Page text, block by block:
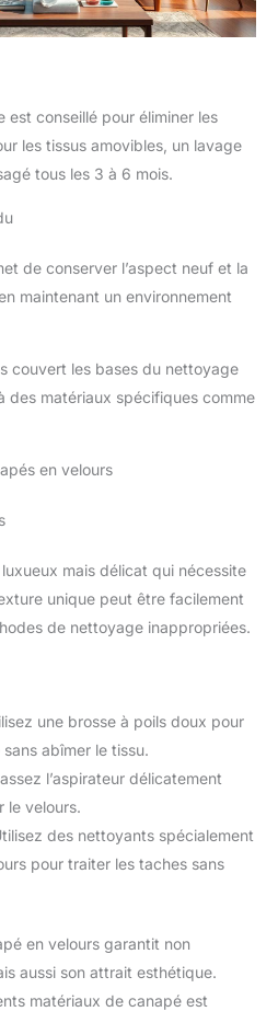
est conseillé pour éliminer les
les tissus amovibles, un lavage
tous les 3 à 6 mois.
de conserver l’aspect neuf et la
maintenant un environnement
couvert les bases du nettoyage
des matériaux spécifiques comme
en velours
mais délicat qui nécessite
unique peut être facilement
de nettoyage inappropriées.
une brosse à poils doux pour
abîmer le tissu.
l’aspirateur délicatement
le velours.
des nettoyants spécialement
pour traiter les taches sans
en velours garantit non
aussi son attrait esthétique.
matériaux de canapé est